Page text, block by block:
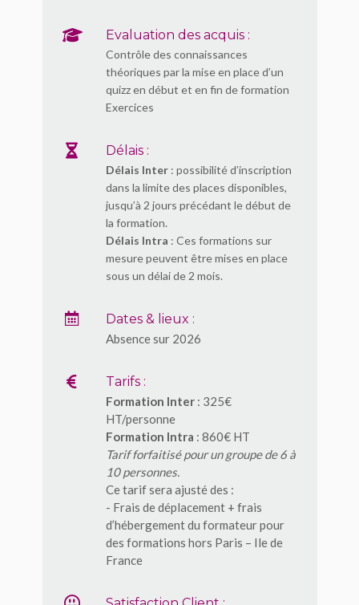
Evaluation des acquis :
Contrôle des connaissances
théoriques par la mise en place d’un
quizz en début et en fin de formation
Exercices
Délais :
Délais Inter: possibilité d’inscription
dans la limite des places disponibles,
jusqu’à 2 jours précédant le début de
la formation.
Délais Intra : Ces formations sur
mesure peuvent être mises en place
sous un délai de 2 mois.
Dates & lieux :
Absence sur 2026
Tarifs :
Formation Inter: 325€
HT/personne
Formation Intra : 860€ HT
Tarif forfaitisé pour un groupe de 6 à
10 personnes.
Ce tarif sera ajusté des :
- Frais de déplacement + frais
d’hébergement du formateur pour
des formations hors Paris – Ile de
France